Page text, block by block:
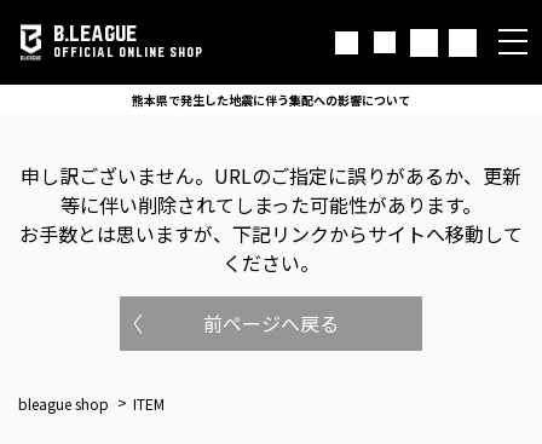
B.LEAGUE
OFFICIAL ONLINE SHOP
熊本県で発生した地震に伴う集配への影響について
申し訳ございません。 URLのご指定に誤りがあるか、更新
等に伴い削除されてしまった可能性があります。
お手数とは思いますが、下記リンクからサイトへ移動して
ください。
前ページへ戻る
bleague shop ITEM